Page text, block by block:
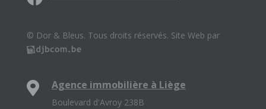
© Dor & Bleus. Tous droits réservés. Site Web par
Agence immobilière à Liège
Boulevard d'Avroy 238B